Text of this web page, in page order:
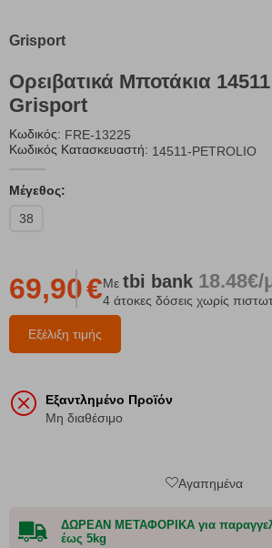
Grisport
Ορειβατικά Μποτάκια
Grisport
Κωδικός: FRE-13225
Κωδικός Κατασκευαστή: 14511-PETROLIO
Μέγεθος:
38
Εξέλιξη τιμής
69,90€Με tbi bank 18.48€/
4 άτοκες δόσεις χωρίς
Εξαντλημένο Προϊόν
Μη διαθέσιμο
Αγαπημένα
ΔΩΡΕΑΝ ΜΕΤΑΦΟΡΙΚΑ για
έως 5kg